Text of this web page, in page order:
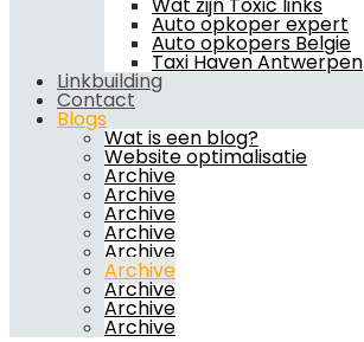
Auto opkoper expert
Auto opkopers Belgie
Taxi Haven Antwerpen
Linkbuilding
Contact
Blogs
Wat is een blog?
Website optimalisatie
Archive
Archive
Archive
Archive
Archive
Archive
Archive
Archive
Archive